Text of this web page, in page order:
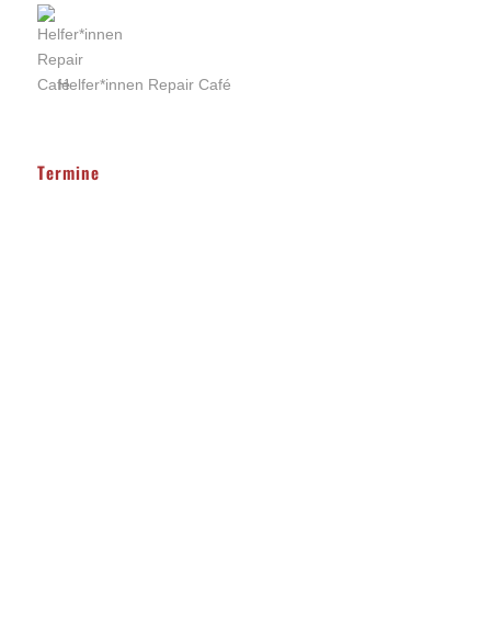
Helfer*innen Repair Café
Termine